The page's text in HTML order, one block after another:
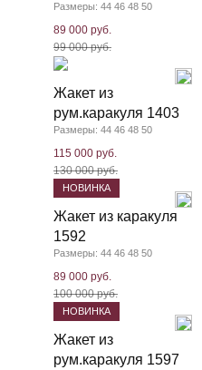
Размеры: 44 46 48 50
89 000 руб.
99 000 руб.
Жакет из
рум.каракуля 1403
Размеры: 44 46 48 50
115 000 руб.
130 000 руб.
НОВИНКА
Жакет из каракуля
1592
Размеры: 44 46 48 50
89 000 руб.
100 000 руб.
НОВИНКА
Жакет из
рум.каракуля 1597